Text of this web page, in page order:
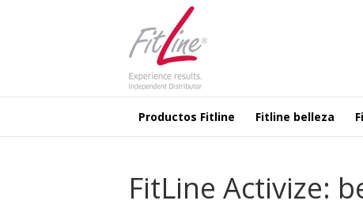
Productos Fitline Fitline belleza
FitLine Activize: